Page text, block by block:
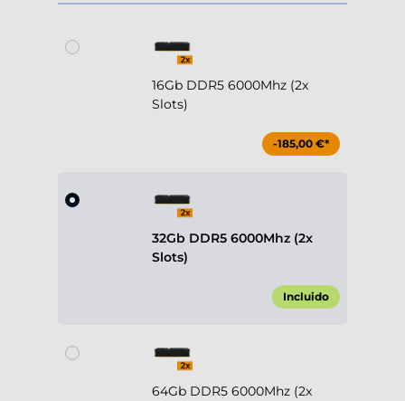
16Gb DDR5 6000Mhz (2x
Slots)
-185,00 €*
32Gb DDR5 6000Mhz (2x
Slots)
Incluido
64Gb DDR5 6000Mhz (2x